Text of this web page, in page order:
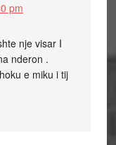
pm
nje visar I
nderon .
e miku i tij